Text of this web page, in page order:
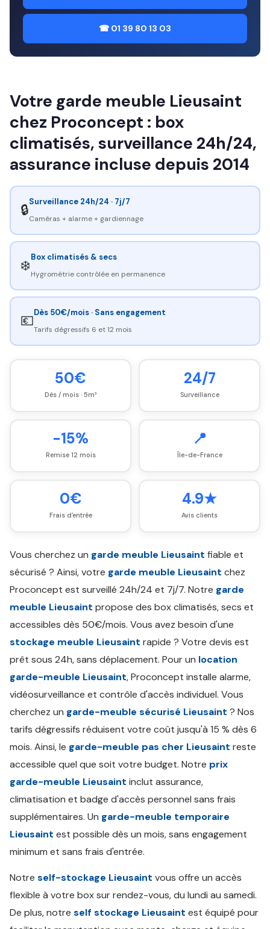
☎ 01 39 80 13 03
Votre garde meuble Lieusaint
chez Proconcept : box
climatisés, surveillance 24h/24,
assurance incluse depuis 2014
🔒Surveillance 24h/24 · 7j/7
Caméras + alarme + gardiennage
❄️Box climatisés & secs
Hygrométrie contrôlée en permanence
💶Dès 50€/mois · Sans engagement
Tarifs dégressifs 6 et 12 mois
50€
Dès / mois · 5m³
24/7
Surveillance
-15%
Remise 12 mois
📍
Île-de-France
0€
Frais d'entrée
4.9★
Avis clients
Vous cherchez un garde meuble Lieusaint fiable et
sécurisé ? Ainsi, votre garde meuble Lieusaint chez
Proconcept est surveillé 24h/24 et 7j/7. Notre garde
meuble Lieusaint propose des box climatisés, secs et
accessibles dès 50€/mois. Vous avez besoin d'une
stockage meuble Lieusaint rapide ? Votre devis est
prêt sous 24h, sans déplacement. Pour un location
garde-meuble Lieusaint, Proconcept installe alarme,
vidéosurveillance et contrôle d'accès individuel. Vous
cherchez un garde-meuble sécurisé Lieusaint ? Nos
tarifs dégressifs réduisent votre coût jusqu'à 15 % dès 6
mois. Ainsi, le garde-meuble pas cher Lieusaint reste
accessible quel que soit votre budget. Notre prix
garde-meuble Lieusaint inclut assurance,
climatisation et badge d'accès personnel sans frais
supplémentaires. Un garde-meuble temporaire
Lieusaint est possible dès un mois, sans engagement
minimum et sans frais d'entrée.
Notre self-stockage Lieusaint vous offre un accès
flexible à votre box sur rendez-vous, du lundi au samedi.
De plus, notre self stockage Lieusaint est équipé pour